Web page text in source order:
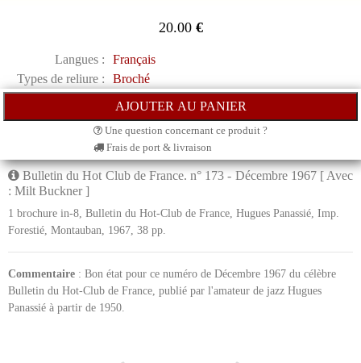
20.00€
Langues :
Français
Types de reliure :
Broché
Une question concernant ce produit ?
Frais de port & livraison
Bulletin du Hot Club de France. n° 173 - Décembre 1967 [ Avec
: Milt Buckner ]
1 brochure in-8, Bulletin du Hot-Club de France, Hugues Panassié, Imp.
Forestié, Montauban, 1967, 38 pp.
Commentaire : Bon état pour ce numéro de Décembre 1967 du célèbre
Bulletin du Hot-Club de France, publié par l'amateur de jazz Hugues
Panassié à partir de 1950.